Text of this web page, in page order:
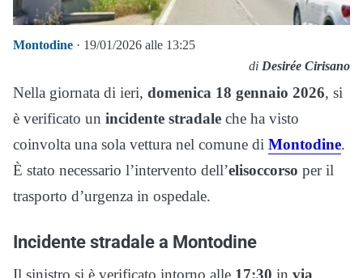
Montodine · 19/01/2026 alle 13:25
di Desirée Cirisano
Nella giornata di ieri, domenica 18 gennaio 2026, si
è verificato un incidente stradale che ha visto
coinvolta una sola vettura nel comune di Montodine.
È stato necessario l’intervento dell’elisoccorso per il
trasporto d’urgenza in ospedale.
Incidente stradale a Montodine
Il sinistro si è verificato intorno alle 17:30 in via